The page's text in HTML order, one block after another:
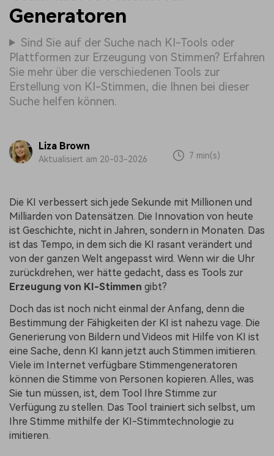
Generatoren
Sind Sie auf der Suche nach KI-Tools oder
Plattformen zur Erzeugung von Stimmen? Erfahren
Sie mehr über die verschiedenen Tools zur
Erstellung von KI-Stimmen, die Ihnen bei dieser
Suche helfen können.
Liza Brown
Aktualisiert am 20-03-2026 7 min(s)
Die KI verbessert sich jede Sekunde mit Millionen und
Milliarden von Datensätzen. Die Innovation von heute
ist Geschichte, nicht in Jahren, sondern in Monaten. Das
ist das Tempo, in dem sich die KI rasant verändert und
von der ganzen Welt angepasst wird. Wenn wir die Uhr
zurückdrehen, wer hätte gedacht, dass es Tools zur
Erzeugung von KI-Stimmen gibt?
Doch das ist noch nicht einmal der Anfang, denn die
Bestimmung der Fähigkeiten der KI ist nahezu vage. Die
Generierung von Bildern und Videos mit Hilfe von KI ist
eine Sache, denn KI kann jetzt auch Stimmen imitieren.
Viele im Internet verfügbare Stimmengeneratoren
können die Stimme von Personen kopieren. Alles, was
Sie tun müssen, ist, dem Tool Ihre Stimme zur
Verfügung zu stellen. Das Tool trainiert sich selbst, um
Ihre Stimme mithilfe der KI-Stimmtechnologie zu
imitieren.